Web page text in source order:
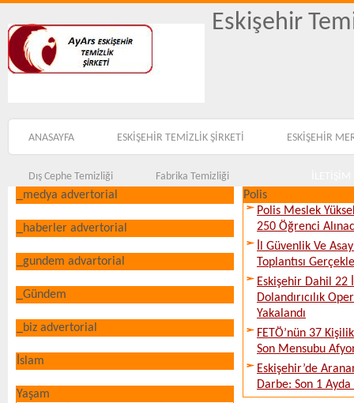
Eskişehir
ANASAYFA ESKİŞEHİR TEMİZLİK ŞİRKETİ ESKİŞEHİR
Dış Cephe Temizliği Fabrika Temizliği
_medya advertorial
_haberler advertorial
_gundem advartorial
_Gündem
_biz advertorial
İslam
Yaşam
Polis
Polis Meslek
250 Öğrenci
İl Güvenlik Ve
Toplantısı
Eskişehir Dahil
Dolandırıcılık
Yakalandı
FETÖ’nün 37
Son Mensubu
Eskişehir’de
Darbe: Son 1 Ayda